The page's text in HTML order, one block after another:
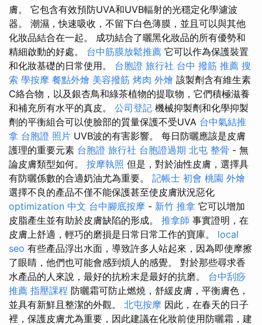
膚。 它包含有效預防UVA和UVB輻射的光穩定化學濾波
器。 潮濕，快速吸收，不留下白色薄膜，並且可以與其他
化妝品結合在一起。 成功結合了曬黑化妝品的所有優勢和
精細啟動的好處。 台中筋膜放鬆推薦 它可以作為保護裝置
和化妝基礎的日常使用。 台胞證 旅行社 台中 撥筋 推薦 搜
索 學按摩 餐點外燴 美容撥筋 烤肉 外燴 該製劑含有維生素
C絡合物，以及銀杏鳥和綠茶植物的提取物，它們積極滋養
和補充所有水平的真皮。 公司登記 機械抑製劑和化學抑製
劑的平衡組合可以使臉部的質量保護不受UVA 台中氣結推
拿 台胞證 照片 UVB波的有害影響。 每日防曬應該是皮膚
護理的重要元素 台胞證 旅行社 台胞證過期 北屯 整骨 - 無
論皮膚類型如何。 按摩執照 但是，對於油性皮膚，選擇具
有防曬係數的合適奶油尤為重要。 記帳士 初會 桃園 外燴
選擇不良的產品不僅不能保護甚至使皮膚狀況惡化
optimization 中文 台中腳底按摩 - 新竹 推拿 它可以增加
皮脂產生並有助於皮膚缺陷的形成。 推拿師 事實證明，在
皮膚上舒適，輕巧的磨損是日常日常工作的寶庫。 local
seo 有些產品浮出水面，導致許多人站起來，因為即使摩擦
了眼睛，他們也可能會感到煩人的感覺。 對於那些尋求香
水產品的人來說，最好的抗粉末是最好的抗磨。 台中刮痧
推薦 指壓課程 防曬霜可防止燃燒，舒緩皮膚，平衡膚色，
並具有新鮮且整潔的外觀。 北屯按摩 因此，在春天的日子
裡，保護皮膚尤為重要，因此建議在化妝前使用防曬霜，建